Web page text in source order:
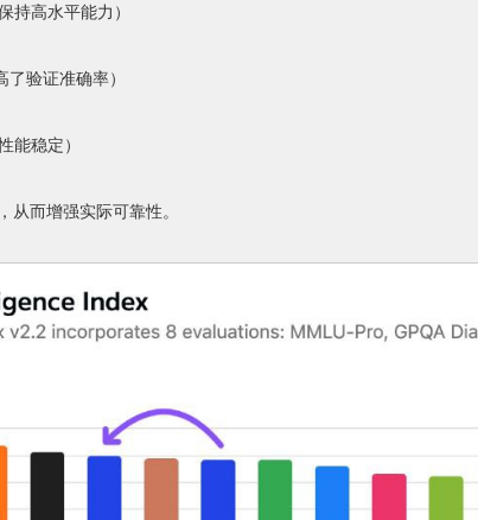
持高水平能力）
了验证准确率）
能稳定）
从而增强实际可靠性。